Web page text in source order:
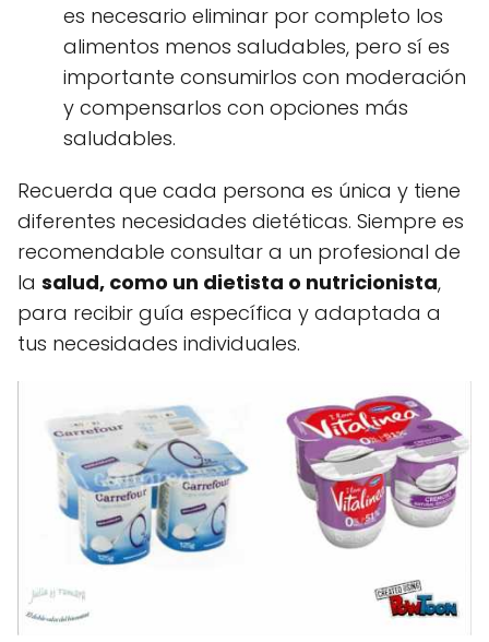
es necesario eliminar por completo los
alimentos menos saludables, pero sí es
importante consumirlos con moderación
y compensarlos con opciones más
saludables.
Recuerda que cada persona es única y tiene
diferentes necesidades dietéticas. Siempre es
recomendable consultar a un profesional de
la salud, como un dietista o nutricionista,
para recibir guía específica y adaptada a
tus necesidades individuales.